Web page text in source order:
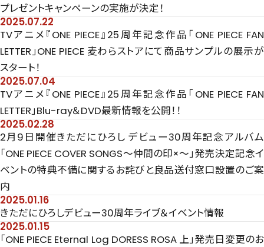
プレゼントキャンペーンの実施が決定！
2025.07.22
TVアニメ『ONE PIECE』25周年記念作品「ONE PIECE FAN
LETTER」ONE PIECE 麦わらストアにて商品サンプルの展示が
スタート！
2025.07.04
TVアニメ『ONE PIECE』25周年記念作品「ONE PIECE FAN
LETTER」Blu-ray＆DVD最新情報を公開！！
2025.02.28
2月9日開催きただにひろし デビュー30周年記念アルバム
「ONE PIECE COVER SONGS～仲間の印×～」発売決定記念イ
ベントの特典不備に関するお詫びと良品送付窓口設置のご案
内
2025.01.16
きただにひろしデビュー30周年ライブ＆イベント情報
2025.01.15
「ONE PIECE Eternal Log DORESS ROSA 上」発売日変更のお